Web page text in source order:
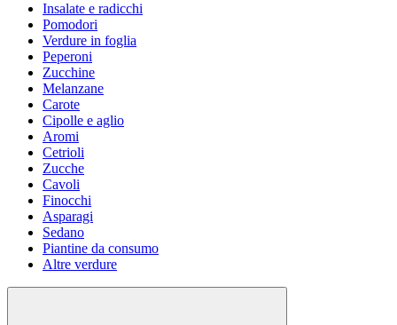
Insalate e radicchi
Pomodori
Verdure in foglia
Peperoni
Zucchine
Melanzane
Carote
Cipolle e aglio
Aromi
Cetrioli
Zucche
Cavoli
Finocchi
Asparagi
Sedano
Piantine da consumo
Altre verdure